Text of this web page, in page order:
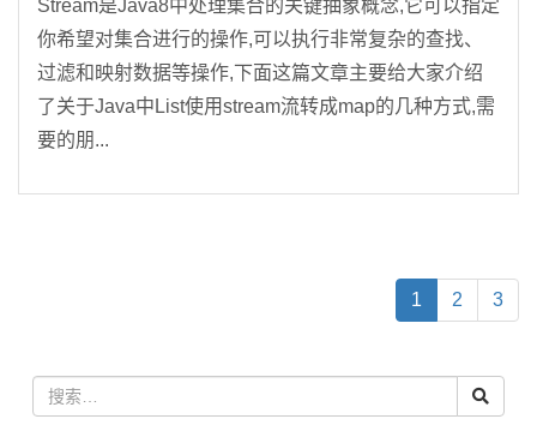
Stream是Java8中处理集合的关键抽象概念,它可以指定
你希望对集合进行的操作,可以执行非常复杂的查找、
过滤和映射数据等操作,下面这篇文章主要给大家介绍
了关于Java中List使用stream流转成map的几种方式,需
要的朋...
1
c
r
2 3